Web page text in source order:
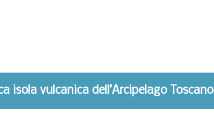
isola vulcanica dell’Arcipelago Toscano